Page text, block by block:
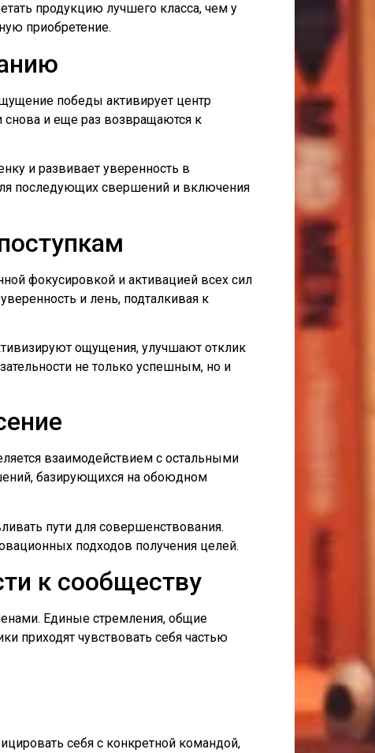
продукцию лучшего класса, чем у
приобретение.
победы активирует центр
снова и еще раз возвращаются к
и развивает уверенность в
последующих свершений и включения
фокусировкой и активацией всех сил
и лень, подталкивая к
ощущения, улучшают отклик
не только успешным, но и
взаимодействием с остальными
базирующихся на обоюдном
пути для совершенствования.
подходов получения целей.
к сообществу
Единые стремления, общие
приходят чувствовать себя частью
себя с конкретной командой,